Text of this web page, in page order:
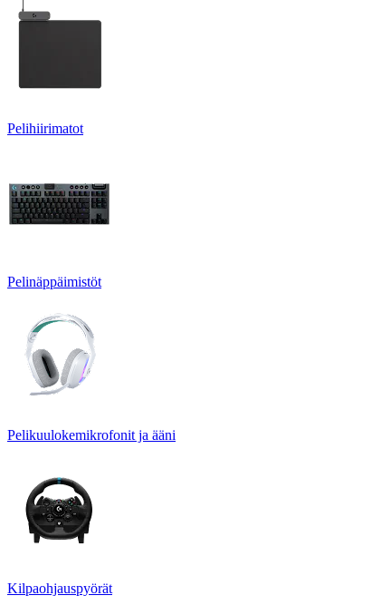
Pelihiirimatot
Pelinäppäimistöt
Pelikuulokemikrofonit ja ääni
Kilpaohjauspyörät